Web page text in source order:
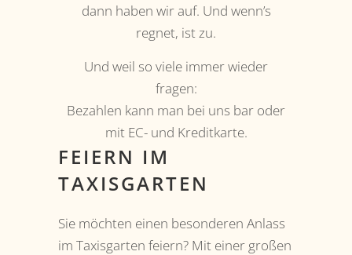
dann haben wir auf. Und wenn’s
regnet, ist zu.
Und weil so viele immer wieder
fragen:
Bezahlen kann man bei uns bar oder
mit EC- und Kreditkarte.
FEIERN IM
TAXISGARTEN
Sie möchten einen besonderen Anlass
im Taxisgarten feiern? Mit einer großen